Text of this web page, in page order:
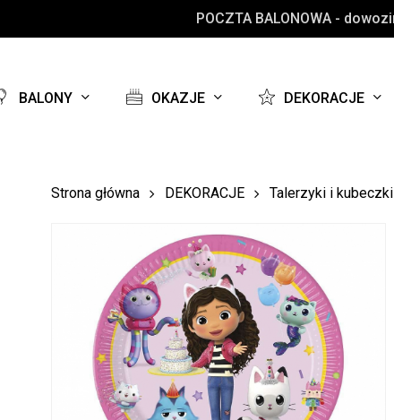
POCZTA BALONOWA -
BALONY OKAZJE DEKORACJE
Strona główna DEKORACJE Talerzyki i kubeczki